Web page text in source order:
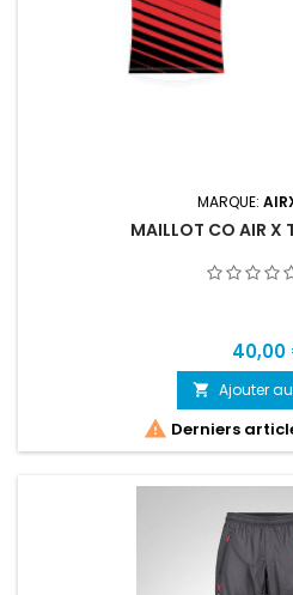
MARQUE:
MAILLOT CO AIR X
40,00
 Ajouter
 Derniers